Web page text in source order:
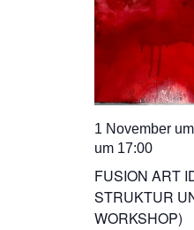
FUSION ART
STRUKTUR
WORKSHOP)
1 November
um 17:00